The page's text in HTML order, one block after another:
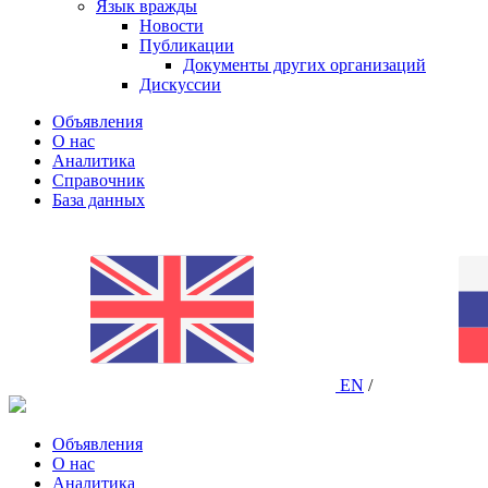
Язык вражды
Новости
Публикации
Документы других организаций
Дискуссии
Объявления
О нас
Аналитика
Справочник
База данных
EN /
Объявления
О нас
Аналитика